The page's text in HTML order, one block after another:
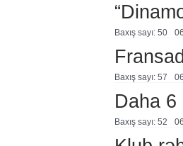
Baxış sayı: 50
Baxış sayı: 57
Daha 6
Baxış sayı: 52